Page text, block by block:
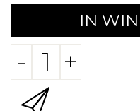
IN
- +